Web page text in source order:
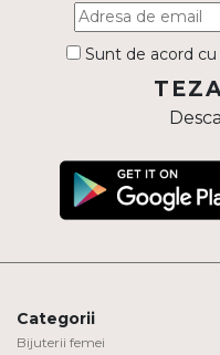
Sunt de acord cu
Categorii
Bijuterii femei